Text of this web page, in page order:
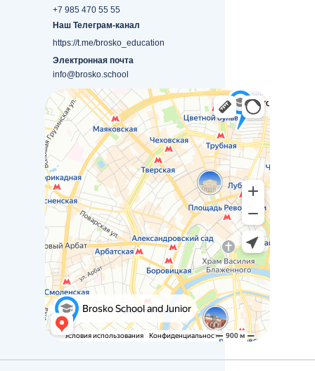
info@brosko.school
Электронная почта
https://t.me/brosko_education
Наш Телеграм-канал
+7 985 470 55 55